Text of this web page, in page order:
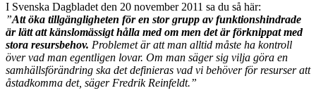
I Svenska Dagbladet den 20 november 2011 sa du så här:
”Att öka tillgängligheten för en stor grupp av funktionshindrade
är lätt att känslomässigt hålla med om men det är förknippat med
stora resursbehov. Problemet är att man alltid måste ha kontroll
över vad man egentligen lovar. Om man säger sig vilja göra en
samhällsförändring ska det definieras vad vi behöver för resurser att
åstadkomma det, säger Fredrik Reinfeldt.”